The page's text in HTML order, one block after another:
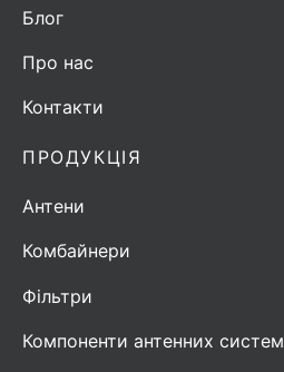
ПРОДУКЦІЯ
Антени
Комбайнери
Фільтри
Компоненти антенних систем
Блог
Про нас
Контакти